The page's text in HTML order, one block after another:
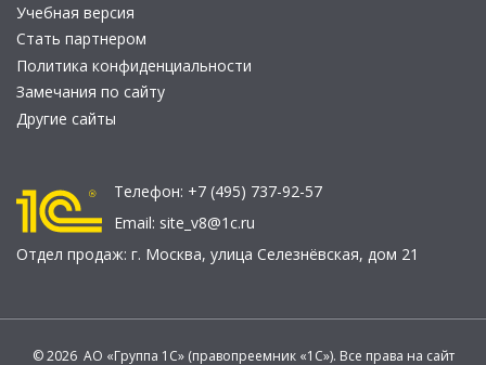
Учебная версия
Стать партнером
Политика конфиденциальности
Замечания по сайту
Другие сайты
Телефон: +7 (495) 737-92-57
Email: site_v8@1c.ru
Отдел продаж: г. Москва, улица Селезнёвская, дом 21
© 2026 АО «Группа 1С» (правопреемник «1С»). Все права на сайт